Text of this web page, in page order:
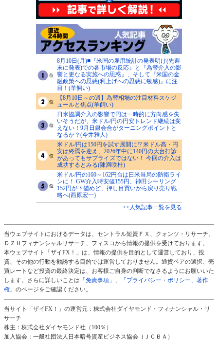
8月10日(月)■『米国の雇用統計の発表明け(先週
末に発表)での各市場の反応』と『為替介入の影
響と更なる実施への思惑』、そして『米国の金
融政策への思惑(利上げへの思惑に敏感)』に注
目！(羊飼い)
【8月10日～の週】為替相場の注目材料スケジ
ュールと焦点(羊飼い)
日米協調介入の影響で円は一時的に方向感を失
いそうだが、米ドル/円の円安トレンド継続は変
えない！9月日銀会合がターニングポイントと
なるか？(今井雅人)
米ドル/円は150円を試す展開に!? 米ドル高・円
安は終焉を迎え、2026年中に140円の大台打診
があってもサプライズではない！ 今回の介入は
成功するとみる(陳満咲杜)
米ドル/円の160～162円台は日米当局の防衛ライ
ンに！ GW介入時安値155円、神田シーリング
152円が下値めど、押し目買いから戻り売り戦
略へ(西原宏一)
>>人気記事一覧を見る
当ウェブサイトにおけるデータは、セントラル短資ＦＸ、クォンツ・リサーチ、
ＤＺＨフィナンシャルリサーチ、フィスコから情報の提供を受けております。
本ウェブサイト「ザイFX！」は、情報の提供を目的として運営しており、投
資、その他の行動を勧誘する目的では運営しておりません。通貨ペアの選択、売
買レートなど投資の最終決定は、お客様ご自身の判断でなさるようにお願いいた
します。さらに詳しいことは 「免責事項」 、
「プライバシー・ポリシー、著作
権」 のページをご確認ください。
当サイト「ザイFX！」の運営元：株式会社ダイヤモンド・フィナンシャル・リ
サーチ
株主：株式会社ダイヤモンド社（100％）
加入協会：一般社団法人日本暗号資産ビジネス協会（ＪＣＢＡ）